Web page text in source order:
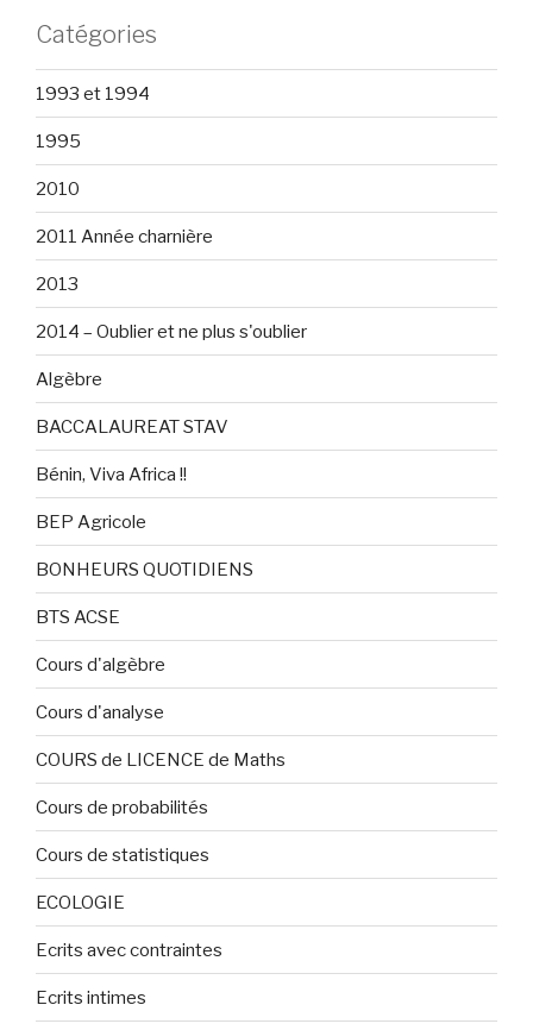
Catégories
1993 et 1994
1995
2010
2011 Année charnière
2013
2014 – Oublier et ne plus s'oublier
Algèbre
BACCALAUREAT STAV
Bénin, Viva Africa !!
BEP Agricole
BONHEURS QUOTIDIENS
BTS ACSE
Cours d'algèbre
Cours d'analyse
COURS de LICENCE de Maths
Cours de probabilités
Cours de statistiques
ECOLOGIE
Ecrits avec contraintes
Ecrits intimes